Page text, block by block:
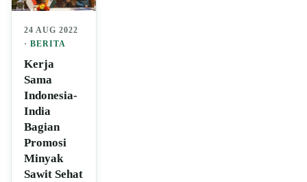
24 AUG 2022
· BERITA
Kerja
Sama
Indonesia-
India
Bagian
Promosi
Minyak
Sawit Sehat